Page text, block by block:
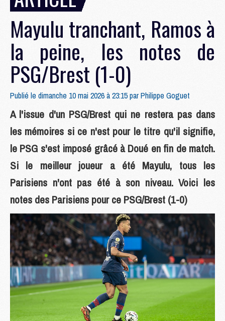
Mayulu tranchant, Ramos à
la peine, les notes de
PSG/Brest (1-0)
Publié le dimanche 10 mai 2026 à 23:15 parPhilippe Goguet
A l'issue d'un PSG/Brest qui ne restera pas dans
les mémoires si ce n'est pour le titre qu'il signifie,
le PSG s'est imposé grâcé à Doué en fin de match.
Si le meilleur joueur a été Mayulu, tous les
Parisiens n'ont pas été à son niveau. Voici les
notes des Parisiens pour ce PSG/Brest (1-0)